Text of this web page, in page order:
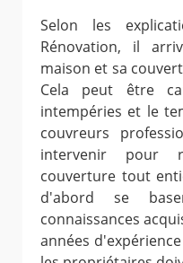
Selon les
Rénovation, il
maison et sa
Cela peut être
intempéries et le
couvreurs
intervenir pour
couverture tout
d'abord se
connaissances
années